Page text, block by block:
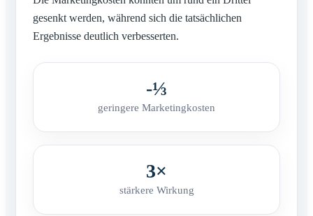
gesenkt werden, während sich die tatsächlichen
Ergebnisse deutlich verbesserten.
-⅓
geringere Marketingkosten
3×
stärkere Wirkung